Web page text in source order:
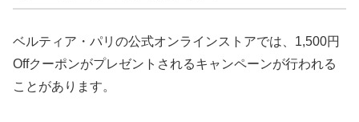
ベルティア・パリの公式オンラインストアでは、1,500円
Offクーポンがプレゼントされるキャンペーンが行われる
ことがあります。